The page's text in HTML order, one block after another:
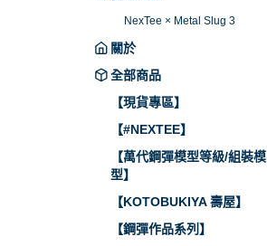
NexTee × Metal Slug 3
關於
全部商品
【現貨專區】
【#NEXTEE】
【萬代鋼彈模型等級/組裝模
型】
【KOTOBUKIYA 壽屋】
【鋼彈作品系列】